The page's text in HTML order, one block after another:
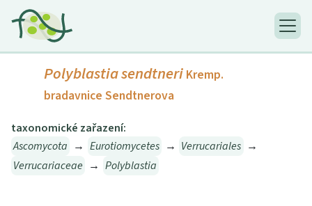
Polyblastia sendtneri Kremp.
bradavnice Sendtnerova
taxonomické zařazení:
Ascomycota → Eurotiomycetes → Verrucariales →
Verrucariaceae → Polyblastia